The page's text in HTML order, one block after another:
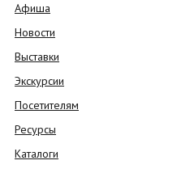
Афиша
Новости
Выставки
Экскурсии
Посетителям
Ресурсы
Каталоги